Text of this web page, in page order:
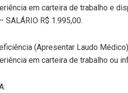
em carteira de trabalho e
R$ 1.995,00.
(Apresentar Laudo
em carteira de trabalho ou